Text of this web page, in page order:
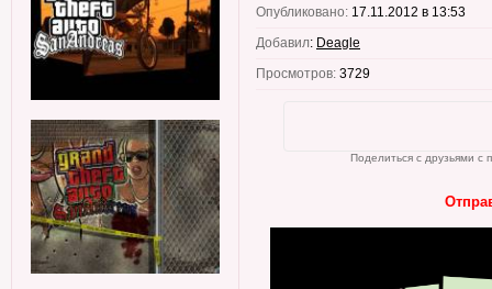
Опубликовано: 17.11.2012 в 13:53
Добавил: Deagle
Просмотров: 3729
Поделиться с друзьями с